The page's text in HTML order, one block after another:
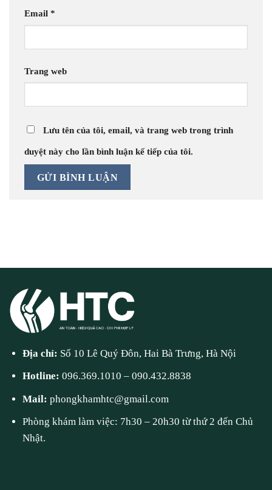
Email *
Trang web
Lưu tên của tôi, email, và trang web trong trình
duyệt này cho lần bình luận kế tiếp của tôi.
Địa chỉ: Số 10 Lê Quý Đôn, Hai Bà Trưng, Hà Nội
Hotline:096.369.1010 –090.432.8838
Mail:phongkhamhtc@gmail.com
Phòng khám làm việc: 7h30 – 20h30 từ thứ 2 đến Chủ
Nhật.